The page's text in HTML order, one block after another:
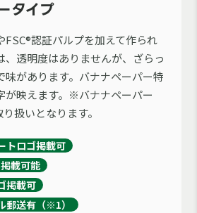
タイプ
FSC®認証パルプを加えて作られ
、透明度はありませんが、ざらっ
味があります。バナナペーパー特
映えます。 ※バナナペーパー
扱いとなります。
トロゴ掲載可
載可能
掲載可
郵送有（※1）